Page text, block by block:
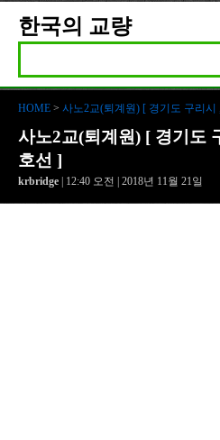
한국의 교량
HOME > 사노2교(퇴계원) [ 경기도 구리시
사노2교(퇴계원) [ 경기도
호선 ]
krbridge | 12:40 오전 | 2018년 11월 21일